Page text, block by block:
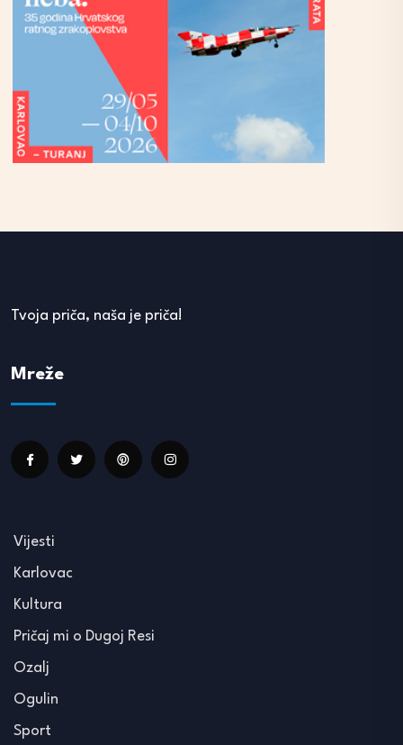
Tvoja priča, naša je priča!
Mreže
Vijesti
Karlovac
Kultura
Pričaj mi o Dugoj Resi
Ozalj
Ogulin
Sport